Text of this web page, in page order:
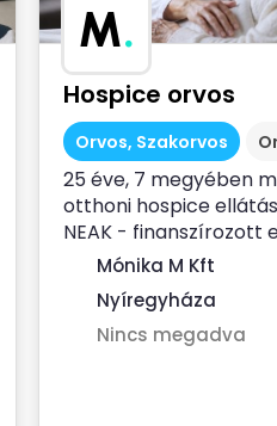
M.
Hospice orvos
Orvos, Szakorvos
25 éve, 7 megyében
otthoni hospice
NEAK - finanszírozott
szolgálat...
Mónika M Kft
Nyíregyháza
Nincs megadva